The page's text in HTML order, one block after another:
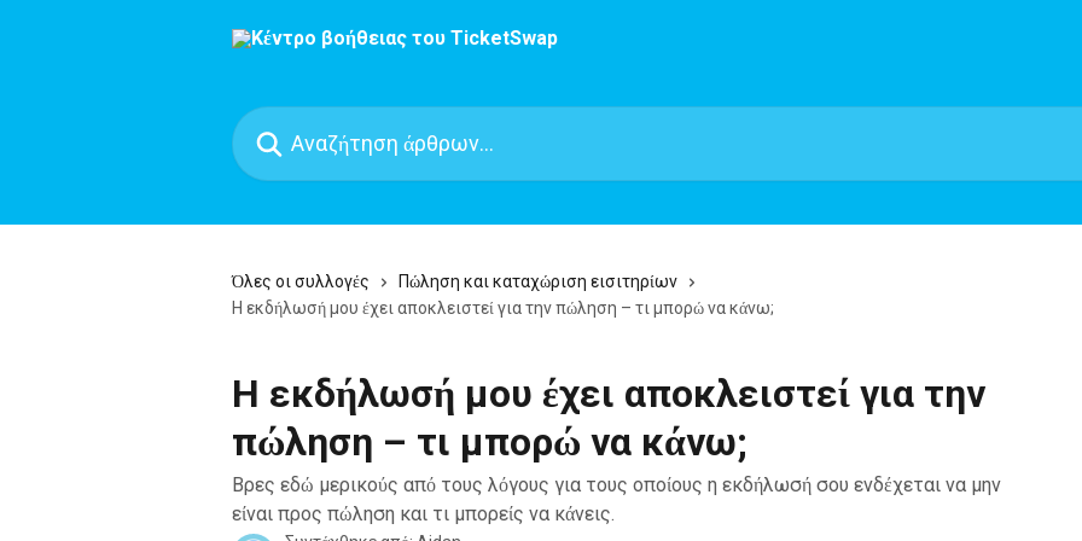
Αναζήτηση άρθρων...
Όλες οι συλλογές
Πώληση και καταχώριση εισιτηρίων
Η εκδήλωσή μου έχει αποκλειστεί για την πώληση – τι μπορώ να κάνω;
Η εκδήλωσή μου έχει αποκλειστεί για την
πώληση – τι μπορώ να κάνω;
Βρες εδώ μερικούς από τους λόγους για τους οποίους η εκδήλωσή σου ενδέχεται να μην
είναι προς πώληση και τι μπορείς να κάνεις.